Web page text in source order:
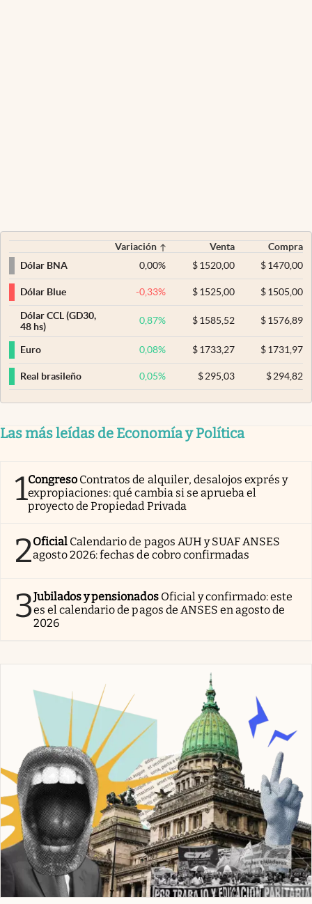
Variación Venta
Compra
Dólar BNA
0,00% $ 1520,00 $1470,00
Dólar Blue -0,33% $ 1525,00 $1505,00
Dólar CCL (GD30,
48 hs)
0,87% $ 1585,52 $1576,89
Euro 0,08% $ 1733,27 $1731,97
Real brasileño 0,05% $ 295,03 $294,82
Las más leídas de Economía y Política
1Congreso Contratos de alquiler, desalojos exprés y
expropiaciones: qué cambia si se aprueba el
proyecto de Propiedad Privada
2Oficial Calendario de pagos AUH y SUAF ANSES
agosto 2026: fechas de cobro confirmadas
3Jubilados y pensionados Oficial y confirmado: este
es el calendario de pagos de ANSES en agosto de
2026